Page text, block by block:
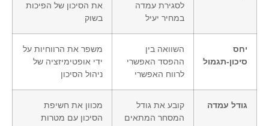
לסגירת עמדה
במחיר יעיל
את הסיכון של הפיכות
בשוק
יחס
סיכון-תגמול
השוואה בין
ההפסד האפשרי
לרווח האפשרי
משפר את הרווחיות על
ידי אופטימיזציה של
ניהול הסיכון
גודל עמדה
קובע את גודל
המסחר המתאים
מכוון את חשיפת
הסיכון עם מטרות